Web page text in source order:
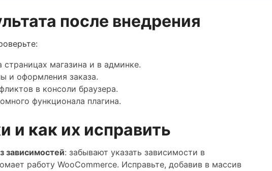
после внедрения
магазина и в админке.
и оформления заказа.
в консоли браузера.
функционала плагина.
и как их исправить
зависимостей: забывают указать зависимости в
работу WooCommerce. Исправьте, добавив в массив